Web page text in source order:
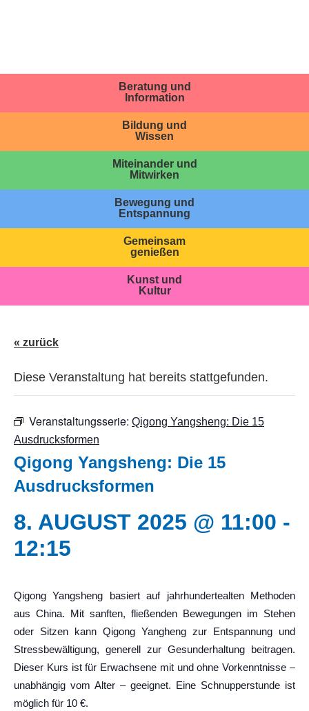
Beratung und
Information
Bildung und
Wissen
Miteinander und
Mitwirken
Bewegung und
Entspannung
Gemeinsam
genießen
Kunst und
Kultur
« zurück
Diese Veranstaltung hat bereits stattgefunden.
Veranstaltungsserie: Qigong Yangsheng: Die 15
Ausdrucksformen
Qigong Yangsheng: Die 15
Ausdrucksformen
8. AUGUST 2025 @ 11:00 -
12:15
Qigong Yangsheng basiert auf jahrhundertealten Methoden
aus China. Mit sanften, fließenden Bewegungen im Stehen
oder Sitzen kann Qigong Yangheng zur Entspannung und
Stressbewältigung, generell zur Gesunderhaltung beitragen.
Dieser Kurs ist für Erwachsene mit und ohne Vorkenntnisse –
unabhängig vom Alter – geeignet. Eine Schnupperstunde ist
möglich für 10 €.